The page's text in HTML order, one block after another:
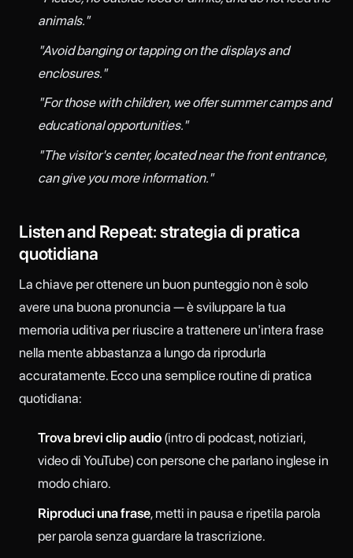
animals."
"Avoid banging or tapping on the displays and
enclosures."
"For those with children, we offer summer camps and
educational opportunities."
"The visitor's center, located near the front entrance,
can give you more information."
Listen and Repeat: strategia di pratica
quotidiana
La chiave per ottenere un buon punteggio non è solo
avere una buona pronuncia — è sviluppare la tua
memoria uditiva per riuscire a trattenere un'intera frase
nella mente abbastanza a lungo da riprodurla
accuratamente. Ecco una semplice routine di pratica
quotidiana:
Trova brevi clip audio(intro di podcast, notiziari,
video di YouTube) con persone che parlano inglese in
modo chiaro.
Riproduci una frase, metti in pausa e ripetila parola
per parola senza guardare la trascrizione.